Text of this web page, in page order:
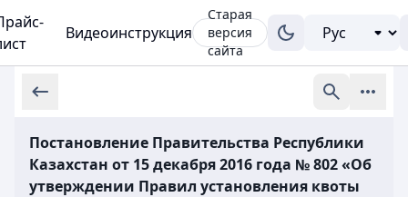
Видеоинструкция
Старая
версия
сайта
Постановление Правительства Республики
Казахстан от 15 декабря 2016 года № 802 «Об
утверждении Правил установления квоты